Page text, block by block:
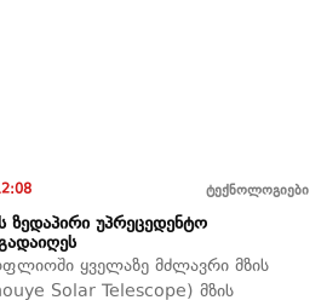
ტექნოლოგიები
ზედაპირი უპრეცედენტო
ყველაზე მძლავრი მზის
Solar Telescope) მზის